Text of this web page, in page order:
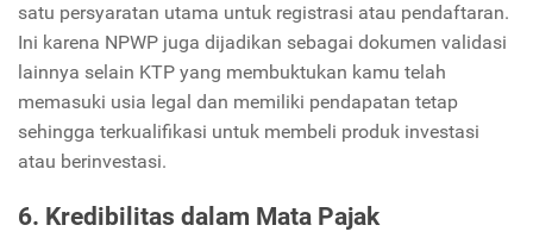
satu persyaratan utama untuk registrasi atau pendaftaran.
Ini karena NPWP juga dijadikan sebagai dokumen validasi
lainnya selain KTP yang membuktukan kamu telah
memasuki usia legal dan memiliki pendapatan tetap
sehingga terkualifikasi untuk membeli produk investasi
atau berinvestasi.
6. Kredibilitas dalam Mata Pajak